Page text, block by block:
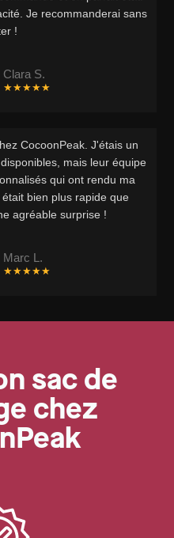
Je recommanderai sans
!
Clara S.
★★★★★
CocoonPeak. J'étais un
mais leur équipe
qui ont rendu ma
bien plus rapide que
agréable surprise !
Marc L.
★★★★★
sac de
chez